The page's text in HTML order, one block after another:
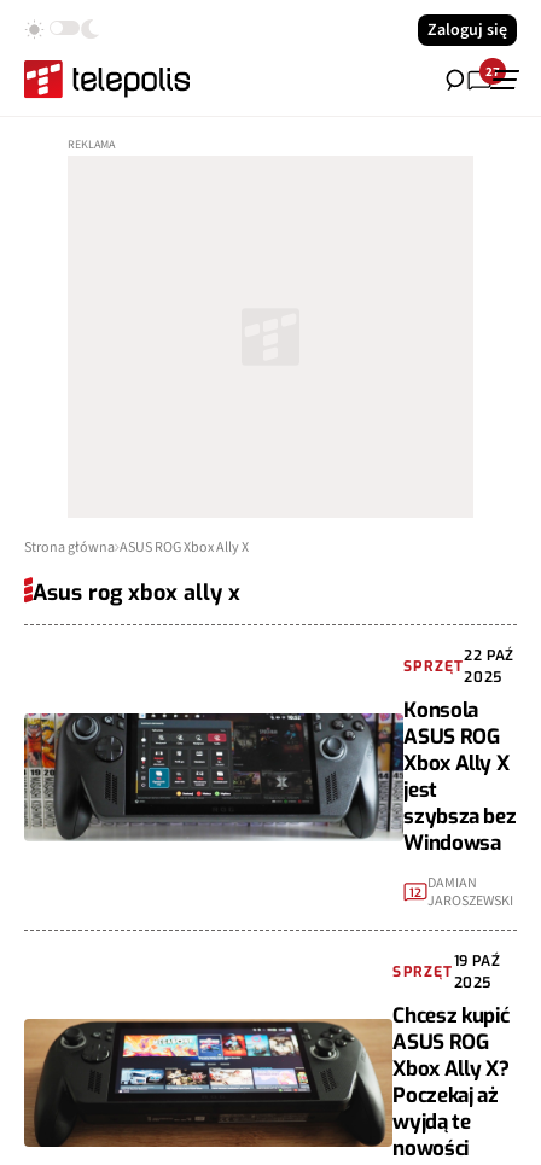
Zaloguj się
27
Strona główna ASUS ROG Xbox Ally X
Asus rog xbox ally x
SPRZĘT
22 PAŹ
2025
Konsola
ASUS ROG
Xbox Ally X
jest
szybsza bez
Windowsa
12 DAMIAN
JAROSZEWSKI
SPRZĘT
19 PAŹ
2025
Chcesz kupić
ASUS ROG
Xbox Ally X?
Poczekaj aż
wyjdą te
nowości